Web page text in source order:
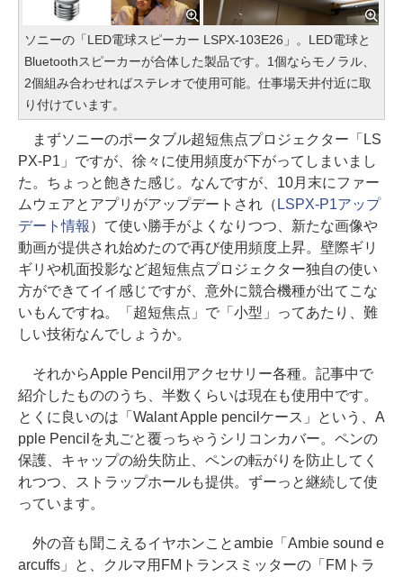
ソニーの「LED電球スピーカー LSPX-103E26」。LED電球と
Bluetoothスピーカーが合体した製品です。1個ならモノラル、
2個組み合わせればステレオで使用可能。仕事場天井付近に取
り付けています。
まずソニーのポータブル超短焦点プロジェクター「LS
PX-P1」ですが、徐々に使用頻度が下がってしまいまし
た。ちょっと飽きた感じ。なんですが、10月末にファー
ムウェアとアプリがアップデートされ（ LSPX-P1アップ
デート情報 ）て使い勝手がよくなりつつ、新たな画像や
動画が提供され始めたので再び使用頻度上昇。壁際ギリ
ギリや机面投影など超短焦点プロジェクター独自の使い
方ができてイイ感じですが、意外に競合機種が出てこな
いもんですね。「超短焦点」で「小型」ってあたり、難
しい技術なんでしょうか。
それからApple Pencil用アクセサリー各種。記事中で
紹介したもののうち、半数くらいは現在も使用中です。
とくに良いのは「Walant Apple pencilケース」という、A
pple Pencilを丸ごと覆っちゃうシリコンカバー。ペンの
保護、キャップの紛失防止、ペンの転がりを防止してく
れつつ、ストラップホールも提供。ずーっと継続して使
っています。
外の音も聞こえるイヤホンことambie「Ambie sound e
arcuffs」と、クルマ用FMトランスミッターの「FMトラ